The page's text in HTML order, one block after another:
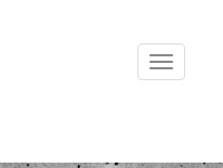
Toggle